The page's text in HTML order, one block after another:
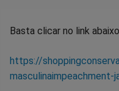
Basta clicar no link
https://
masculinaimpeachment-